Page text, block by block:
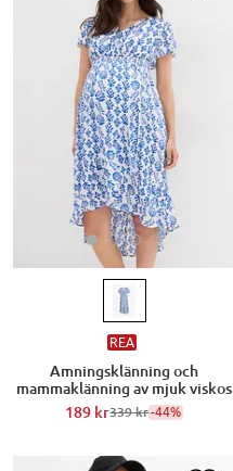
REA
Amningsklänning och
mammaklänning av mjuk viskos
189 kr339 kr-44%